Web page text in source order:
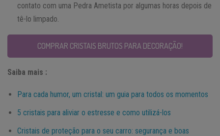
contato com uma Pedra Ametista por algumas horas depois de
tê-lo limpado.
COMPRAR CRISTAIS BRUTOS PARA DECORAÇÃO!
Saiba mais :
Para cada humor, um cristal: um guia para todos os momentos
5 cristais para aliviar o estresse e como utilizá-los
Cristais de proteção para o seu carro: segurança e boas